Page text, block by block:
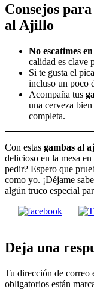
Consejos
al Ajillo
No escatimes
calidad es clave
Si te gusta el
incluso un poco
Acompaña tus
una cerveza
completa.
Con estas gambas al
delicioso en la mesa
pedir? Espero que
como yo. ¡Déjame
algún truco especial
Deja una
Tu dirección de correo
obligatorios están